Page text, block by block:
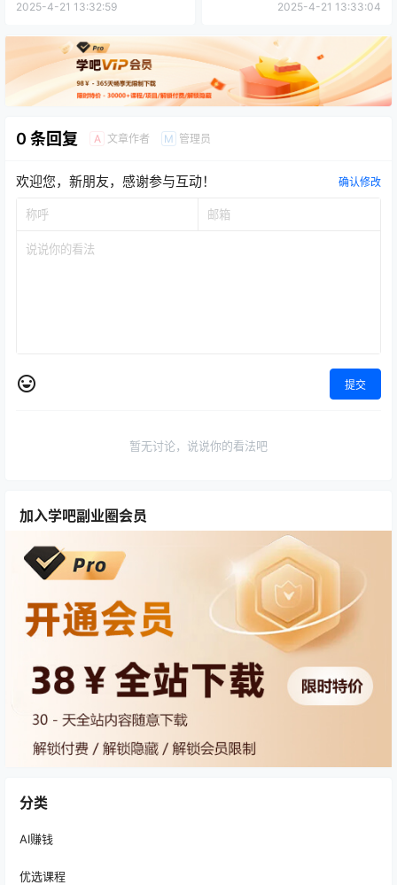
作
2025-4-21 13:32:59 等内容
2025-4-21 13:33:04
0 条回复 A 文章作者 M 管理员
欢迎您，新朋友，感谢参与互动！ 确认修改
提交
暂无讨论，说说你的看法吧
加入学吧副业圈会员
分类
AI赚钱
优选课程